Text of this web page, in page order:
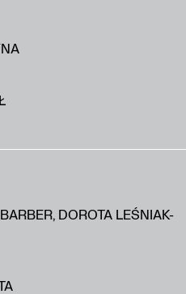
DOROTA LEŚNIAK-